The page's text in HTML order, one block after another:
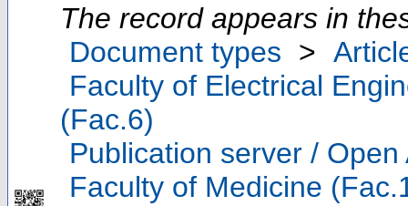
The record appears in
Document types >
Faculty of Electrical
(Fac.6)
Publication server / Open
Faculty of Medicine